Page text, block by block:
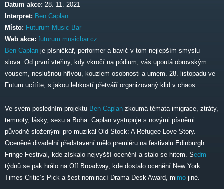
Datum akce: 28. 11. 2021
Interpret: Ben Caplan
Místo: Futurum Music Bar
Web akce: futurum.musicbar.cz
Ben Caplan je písničkář, performer a bavič v tom nejlepším smyslu
slova. Od první vteřiny, kdy vkročí na pódium, vás upoutá obrovským
vousem, neslušnou hřívou, kouzlem osobnosti a umem. 28. listopadu ve
Futuru ucítíte, s jakou lehkostí přetváří organizovaný klid v chaos.
Ve svém posledním projektu Ben Caplan zkoumá témata imigrace, ztráty,
temnoty, lásky, sexu a Boha. Caplan vystupuje s novými písněmi
původně složenými pro muzikál Old Stock: A Refugee Love Story.
Oceněné divadelní představení mělo premiéru na festivalu Edinburgh
Fringe Festival, kde získalo nejvyšší ocenění a stalo se hitem. Sedm
týdnů se pak hrálo na Off Broadway, kde dostalo ocenění New York
Times Critic’s Pick a šest nominací Drama Desk Award, mimo jiné.